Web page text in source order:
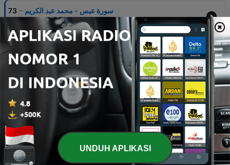
73 - سورة عبس - محمد عبد الكريم
04 Sep 2016
72 - سورة الغاشية - محمد محمود الطبلاوي
05 Sep 2016
71 - سورة الأعلى - محمد محمود الطبلاوي
05 Sep 2016
70 - سورة البروج - سعود بن إبراهيم الشريم
05 Sep 2016
69 - سورة الانشقاق - سعود بن إبراهيم الشريم
05 Sep 2016
UNDUH APLIKASI